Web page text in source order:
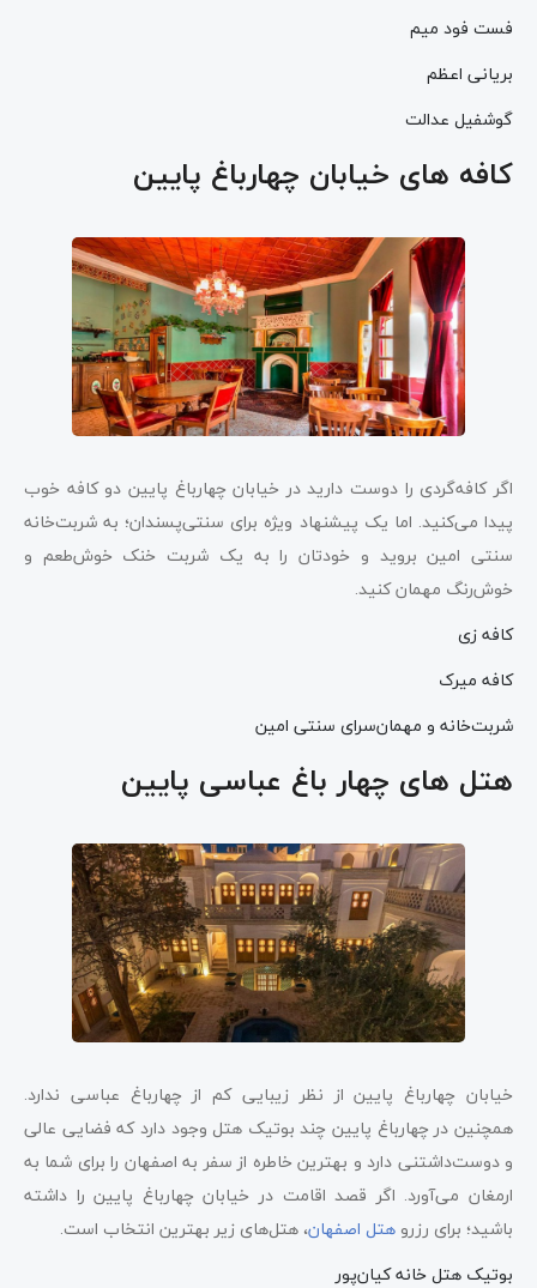
فست فود میم
بریانی اعظم
گوشفیل عدالت
کافه های خیابان چهارباغ پایین
اگر کافه‌گردی را دوست دارید در خیابان چهارباغ پایین دو کافه خوب
پیدا می‌کنید. اما یک پیشنهاد ویژه برای سنتی‌پسندان؛ به شربت‌خانه
سنتی امین بروید و خودتان را به یک شربت خنک خوش‌طعم و
خوش‌رنگ مهمان کنید.
کافه زی
کافه میرک
شربت‌خانه و مهمان‌سرای سنتی امین
هتل های چهار باغ عباسی پایین
خیابان چهارباغ پایین از نظر زیبایی کم از چهارباغ عباسی ندارد.
همچنین در چهارباغ پایین چند بوتیک هتل وجود دارد که فضایی عالی
و دوست‌داشتنی دارد و بهترین خاطره از سفر به اصفهان را برای شما به
ارمغان می‌آورد. اگر قصد اقامت در خیابان چهارباغ پایین را داشته
باشید؛ برای رزرو هتل اصفهان، هتل‌های زیر بهترین انتخاب است.
بوتیک هتل‌ خانه کیان‌پور